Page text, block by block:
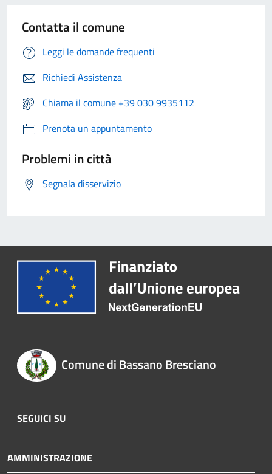
Contatta il comune
Leggi le domande frequenti
Richiedi Assistenza
Chiama il comune +39 030 9935112
Prenota un appuntamento
Problemi in città
Segnala disservizio
Comune di Bassano Bresciano
SEGUICI SU
AMMINISTRAZIONE